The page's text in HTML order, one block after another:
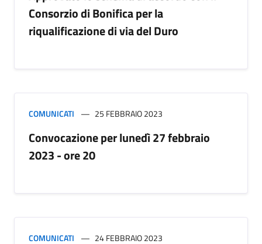
Consorzio di Bonifica per la
riqualificazione di via del Duro
COMUNICATI 25 FEBBRAIO 2023
Convocazione per lunedì 27 febbraio
2023 - ore 20
COMUNICATI 24 FEBBRAIO 2023